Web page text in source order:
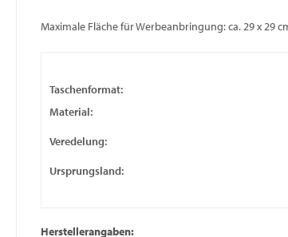
Maximale Fläche für Werbeanbringung: ca. 29 x 29
Taschenformat:
Material:
Veredelung:
Ursprungsland:
Herstellerangaben: